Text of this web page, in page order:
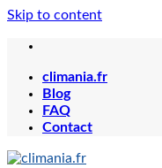
Skip to content
climania.fr
Blog
FAQ
Contact